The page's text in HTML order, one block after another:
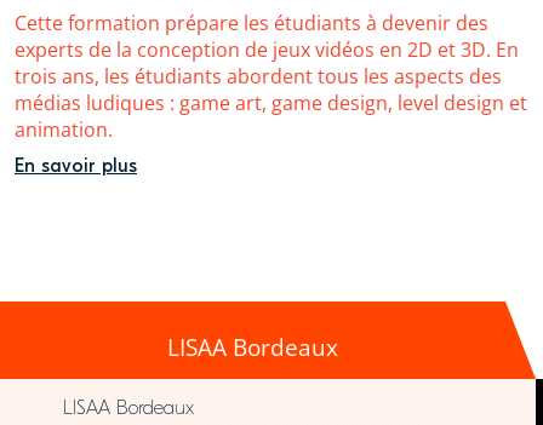
Cette formation prépare les étudiants à devenir des
experts de la conception de jeux vidéos en 2D et 3D. En
trois ans, les étudiants abordent tous les aspects des
médias ludiques : game art, game design, level design et
animation.
En savoir plus
LISAA Bordeaux
LISAA Bordeaux